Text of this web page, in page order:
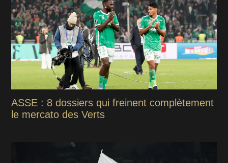
ASSE : 8 dossiers qui freinent complètement
le mercato des Verts